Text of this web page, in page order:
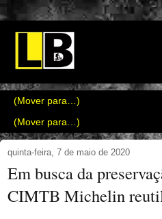
quinta-feira, 7 de maio de 2020
Em busca da
CIMTB Michelin